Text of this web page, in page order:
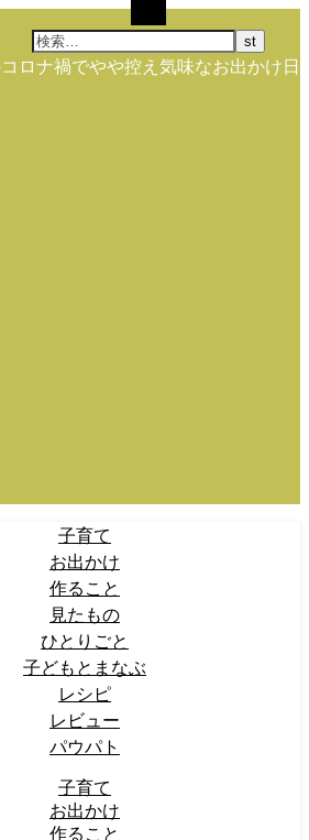
ロナ禍でやや控え気味なお出かけ日
子育て
お出かけ
作ること
見たもの
ひとりごと
子どもとまなぶ
レシピ
レビュー
パウパト
子育て
お出かけ
作ること